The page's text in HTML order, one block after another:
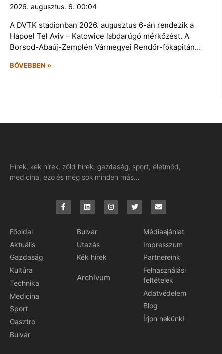
2026. augusztus. 6. 00:04
A DVTK stadionban 2026. augusztus 6-án rendezik a
Hapoel Tel Aviv – Katowice labdarúgó mérkőzést. A
Borsod-Abaúj-Zemplén Vármegyei Rendőr-főkapitán…
BŐVEBBEN »
Hírek, kék hírek, zöld hírek, gazdaság, sport, életmód,
medicina, ezo és még sok minden más…
Főoldal
Aktuális
Gazdaság
Kultúra
Technika
Medicina
Sport
Gasztro
Bulvár
Bulvár
Utazás
Kék hírek
Archívum
Médiaajánlat
Impresszum
Partnereink
Felhasználási
feltételek
Adatvédelem
Blog
Írjon nekünk!